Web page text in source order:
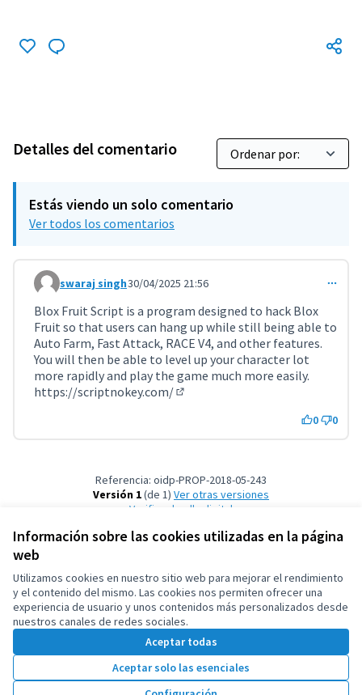
Información sobre las cookies utilizadas en la página
web
Utilizamos cookies en nuestro sitio web para mejorar el rendimiento
y el contenido del mismo. Las cookies nos permiten ofrecer una
experiencia de usuario y unos contenidos más personalizados desde
nuestros canales de redes sociales.
Aceptar todas
Aceptar solo las esenciales
Detalles del comentario
Estás viendo un solo comentario
Ver todos los comentarios
Comentario 11308
swaraj singh30/04/2025 21:56
Blox Fruit Script is a program designed to hack Blox
Fruit so that users can hang up while still being able to
Auto Farm, Fast Attack, RACE V4, and other features.
You will then be able to level up your character lot
more rapidly and play the game much more easily.
https://scriptnokey.com/
0 0
Referencia: oidp-PROP-2018-05-243
Versión 1(de 1)
ver otras versiones
Verificar huella digital
Términos y condiciones de uso
Configuración de cookies
OIDP en X
(Enlace externo)
OIDP en Facebook
(Enlace externo)
OIDP en YouTube
(Enlace externo)
Castellano
Choose languageChoisir la langueElegir el idioma
Con licencia
(Enlace